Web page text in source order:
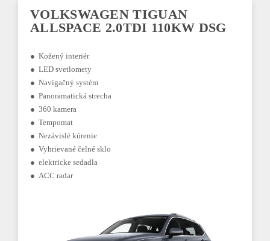
VOLKSWAGEN TIGUAN
ALLSPACE 2.0TDI 110KW DSG
● Kožený interiér
● LED svetlomety
● Navigačný systém
● Panoramatická strecha
● 360 kamera
● Tempomat
● Nezávislé kúrenie
● Vyhrievané čelné sklo
● elektricke sedadla
● ACC radar